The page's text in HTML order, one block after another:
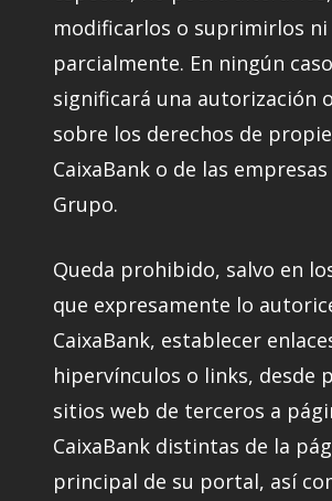
modificarlos o suprimirlos
parcialmente. En ningún
significará una autorización
sobre los derechos de
CaixaBank o de las empresas
Grupo.
Queda prohibido, salvo en
que expresamente lo
CaixaBank, establecer
hipervínculos o links, desde
sitios web de terceros a
CaixaBank distintas de la
principal de su portal, así